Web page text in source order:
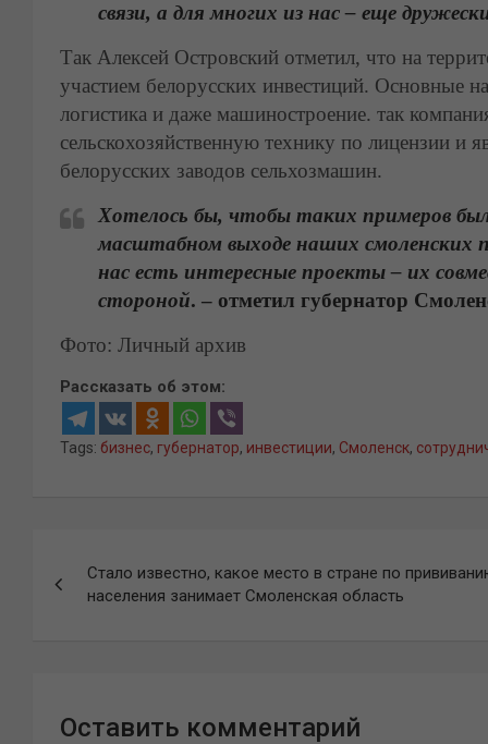
связи, а для многих из нас – еще
Так Алексей Островский отметил, что на
участием белорусских инвестиций. Основные
логистика и даже машиностроение. так
сельскохозяйственную технику по лицензии и
белорусских заводов сельхозмашин.
Хотелось бы, чтобы таких примеров
масштабном выходе наших смоленских
нас есть интересные проекты – их
стороной. – отметил губернатор
Фото: Личный архив
Рассказать об этом:
Tags: бизнес, губернатор, инвестиции, Смоленск,
по
Стало известно, какое место в стране по
населения занимает Смоленская область
Оставить комментарий